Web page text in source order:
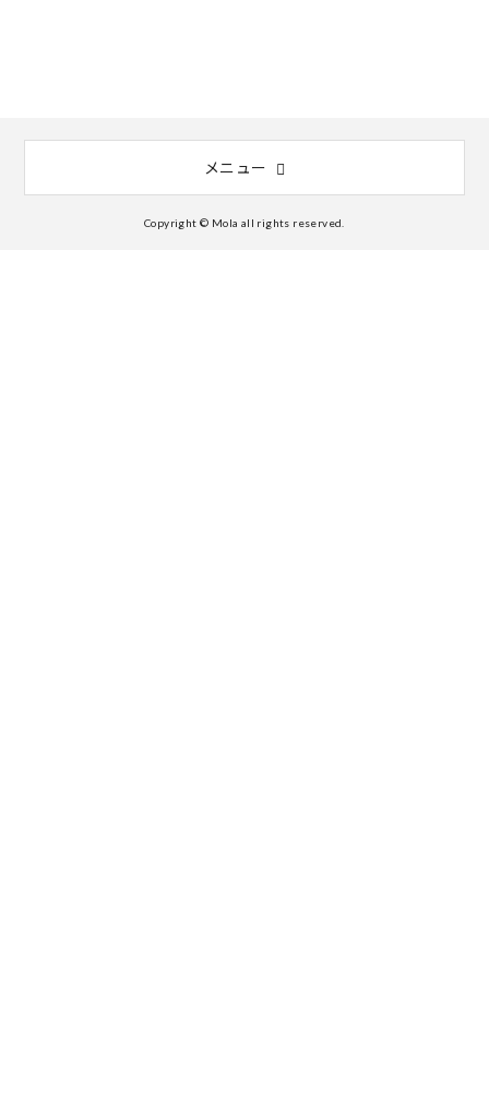
メニュー
Copyright © Mola all rights reserved.